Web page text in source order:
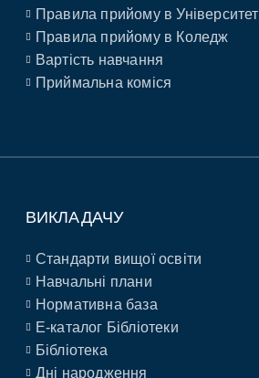
Правила прийому в Університет
Правила прийому в Коледж
Вартість навчання
Приймальна коміся
ВИКЛАДАЧУ
Стандарти вищої освіти
Навчальні плани
Нормативна база
E-каталог Бібліотеки
Бібліотека
Дні народження